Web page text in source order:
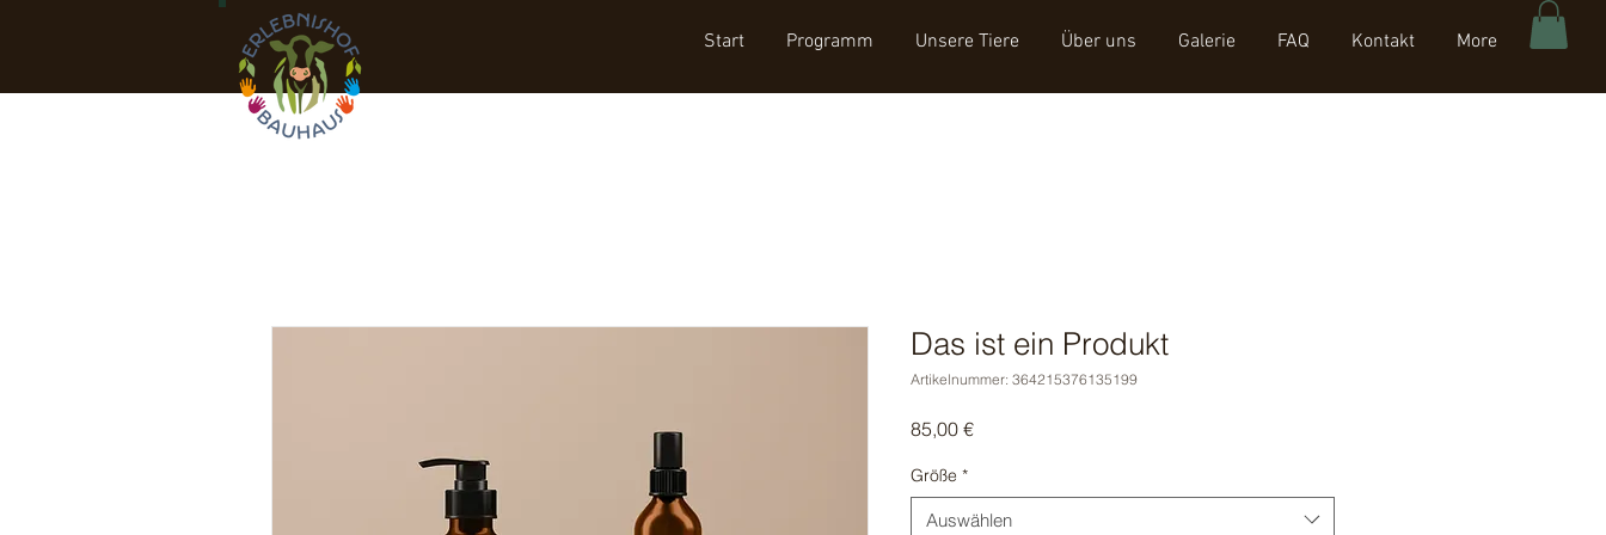
Start Programm Unsere Tiere Über uns Galerie FAQ Kontakt More
Das ist ein Produkt
Artikelnummer: 364215376135199
85,00 €Preis
Größe *
Auswählen